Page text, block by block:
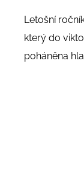
Letošní
který do
poháněna